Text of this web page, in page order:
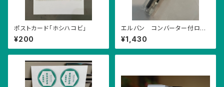
ポストカード「ホシハコビ」
¥200
エルバン コンバーター付ロー
ラーボールペン
¥1,430